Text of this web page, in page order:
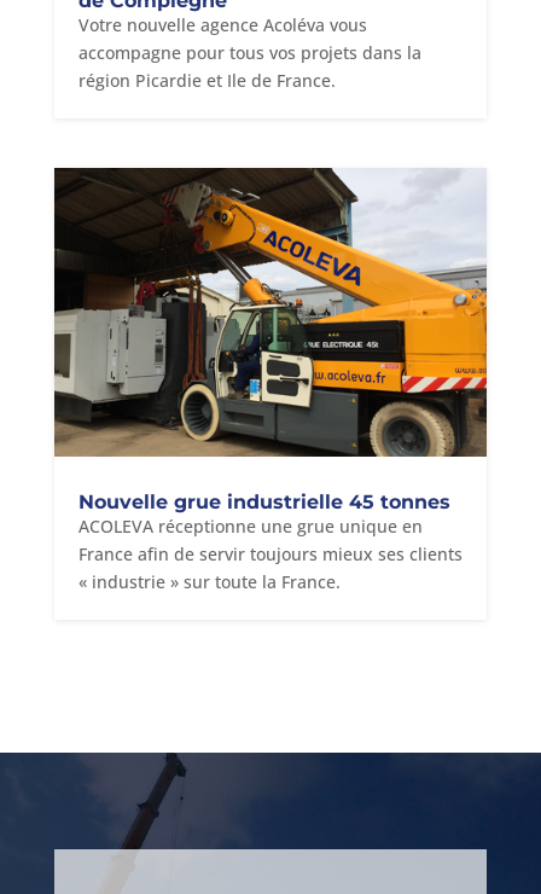
Votre nouvelle agence Acoléva vous
accompagne pour tous vos projets dans la
région Picardie et Ile de France.
Nouvelle grue industrielle 45 tonnes
ACOLEVA réceptionne une grue unique en
France afin de servir toujours mieux ses clients
« industrie » sur toute la France.